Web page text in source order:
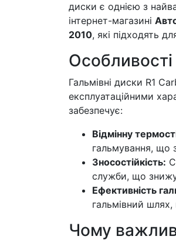
диски є однією з
інтернет-магазині
2010, які підходять
Особливості
Гальмівні диски R1
експлуатаційними
забезпечує:
Відмінну
гальмування, що
Зносостійкість:
служби, що
Ефективність
гальмівний
Чому